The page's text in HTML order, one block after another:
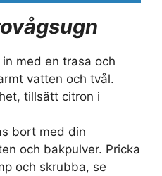
med en trasa och
vatten och tvål.
tillsätt citron i
bort med din
och bakpulver. Pricka
och skrubba, se